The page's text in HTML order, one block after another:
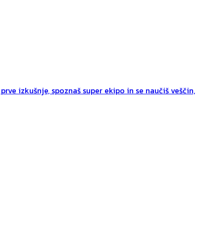
izkušnje, spoznaš super ekipo in se naučiš veščin,